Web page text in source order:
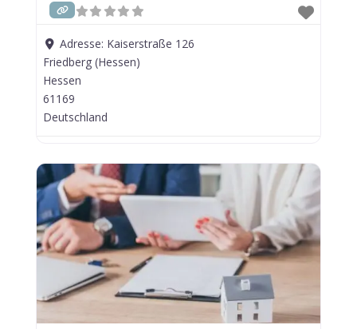
Adresse: Kaiserstraße 126
Friedberg (Hessen)
Hessen
61169
Deutschland